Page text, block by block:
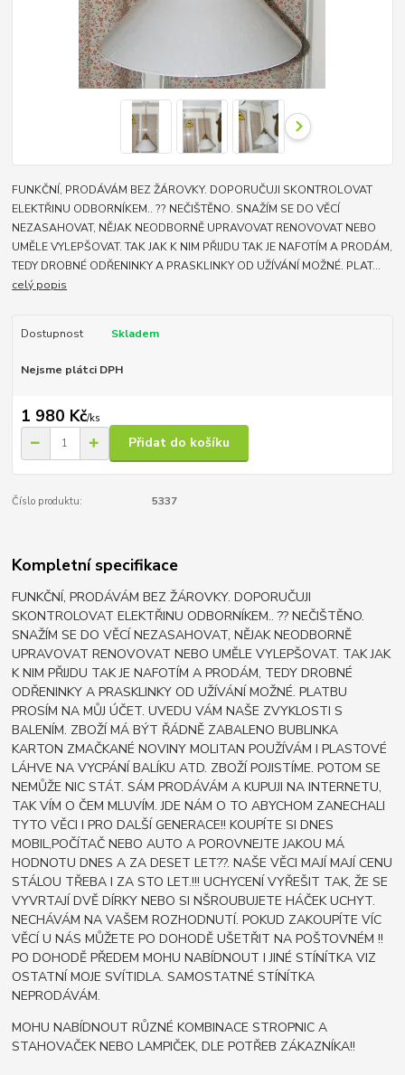
FUNKČNÍ, PRODÁVÁM BEZ ŽÁROVKY. DOPORUČUJI SKONTROLOVAT
ELEKTŘINU ODBORNÍKEM.. ?? NEČIŠTĚNO. SNAŽÍM SE DO VĚCÍ
NEZASAHOVAT, NĚJAK NEODBORNĚ UPRAVOVAT RENOVOVAT NEBO
UMĚLE VYLEPŠOVAT. TAK JAK K NIM PŘIJDU TAK JE NAFOTÍM A PRODÁM,
TEDY DROBNÉ ODŘENINKY A PRASKLINKY OD UŽÍVÁNÍ MOŽNÉ. PLAT...
celý popis
Dostupnost Skladem
Nejsme plátci DPH
1 980 Kč/ks
Přidat do košíku
Číslo produktu: 5337
Kompletní specifikace
FUNKČNÍ, PRODÁVÁM BEZ ŽÁROVKY. DOPORUČUJI
SKONTROLOVAT ELEKTŘINU ODBORNÍKEM.. ?? NEČIŠTĚNO.
SNAŽÍM SE DO VĚCÍ NEZASAHOVAT, NĚJAK NEODBORNĚ
UPRAVOVAT RENOVOVAT NEBO UMĚLE VYLEPŠOVAT. TAK JAK
K NIM PŘIJDU TAK JE NAFOTÍM A PRODÁM, TEDY DROBNÉ
ODŘENINKY A PRASKLINKY OD UŽÍVÁNÍ MOŽNÉ. PLATBU
PROSÍM NA MŮJ ÚČET. UVEDU VÁM NAŠE ZVYKLOSTI S
BALENÍM. ZBOŽÍ MÁ BÝT ŘÁDNĚ ZABALENO BUBLINKA
KARTON ZMAČKANÉ NOVINY MOLITAN POUŽÍVÁM I PLASTOVÉ
LÁHVE NA VYCPÁNÍ BALÍKU ATD. ZBOŽÍ POJISTÍME. POTOM SE
NEMŮŽE NIC STÁT. SÁM PRODÁVÁM A KUPUJI NA INTERNETU,
TAK VÍM O ČEM MLUVÍM. JDE NÁM O TO ABYCHOM ZANECHALI
TYTO VĚCI I PRO DALŠÍ GENERACE!! KOUPÍTE SI DNES
MOBIL,POČÍTAČ NEBO AUTO A POROVNEJTE JAKOU MÁ
HODNOTU DNES A ZA DESET LET??. NAŠE VĚCI MAJÍ MAJÍ CENU
STÁLOU TŘEBA I ZA STO LET.!!! UCHYCENÍ VYŘEŠIT TAK, ŽE SE
VYVRTAJÍ DVĚ DÍRKY NEBO SI NŠROUBUJETE HÁČEK UCHYT.
NECHÁVÁM NA VAŠEM ROZHODNUTÍ. POKUD ZAKOUPÍTE VÍC
VĚCÍ U NÁS MŮŽETE PO DOHODĚ UŠETŘIT NA POŠTOVNÉM !!
PO DOHODĚ PŘEDEM MOHU NABÍDNOUT I JINÉ STÍNÍTKA VIZ
OSTATNÍ MOJE SVÍTIDLA. SAMOSTATNÉ STÍNÍTKA
NEPRODÁVÁM.
MOHU NABÍDNOUT RŮZNÉ KOMBINACE STROPNIC A
STAHOVAČEK NEBO LAMPIČEK, DLE POTŘEB ZÁKAZNÍKA!!